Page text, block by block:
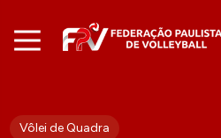
Vôlei de Quadra